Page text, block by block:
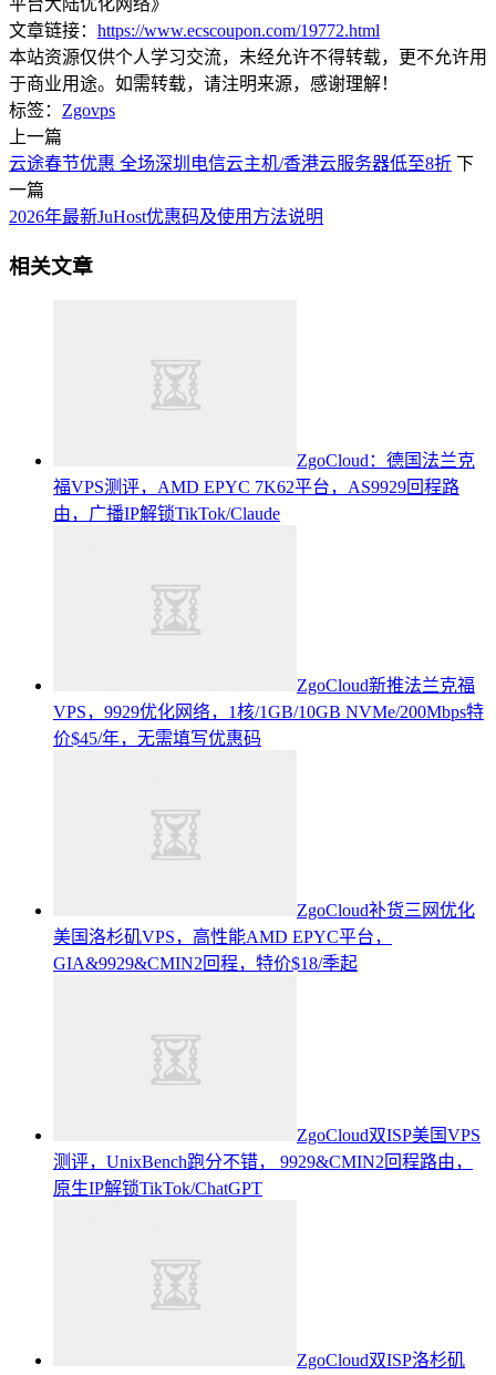
平台大陆优化网络》
文章链接： https://www.ecscoupon.com/19772.html
本站资源仅供个人学习交流，未经允许不得转载，更不允许用
于商业用途。如需转载，请注明来源，感谢理解！
标签： Zgovps
上一篇
云途春节优惠 全场深圳电信云主机/香港云服务器低至8折 下
一篇
2026年最新JuHost优惠码及使用方法说明
相关文章
ZgoCloud：德国法兰克
福VPS测评，AMD EPYC 7K62平台，AS9929回程路
由，广播IP解锁TikTok/Claude
ZgoCloud新推法兰克福
VPS，9929优化网络，1核/1GB/10GB NVMe/200Mbps特
价$45/年，无需填写优惠码
ZgoCloud补货三网优化
美国洛杉矶VPS，高性能AMD EPYC平台，
GIA&9929&CMIN2回程，特价$18/季起
ZgoCloud双ISP美国VPS
测评，UnixBench跑分不错， 9929&CMIN2回程路由，
原生IP解锁TikTok/ChatGPT
ZgoCloud双ISP洛杉矶